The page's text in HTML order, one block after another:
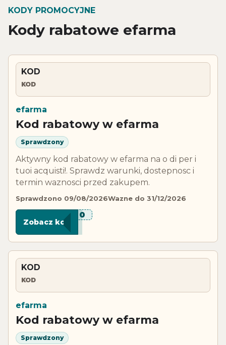
KODY PROMOCYJNE
Kody rabatowe efarma
KOD
KOD
efarma
Kod rabatowy w efarma
Sprawdzony
Aktywny kod rabatowy w efarma na o di per i
tuoi acquisti!. Sprawdz warunki, dostepnosc i
termin waznosci przed zakupem.
Sprawdzono 09/08/2026Wazne do 31/12/2026
****-10
Zobacz kod
KOD
KOD
efarma
Kod rabatowy w efarma
Sprawdzony